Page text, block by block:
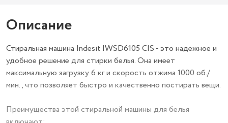
Описание
Стиральная машина Indesit IWSD6105 CIS - это надежное и
удобное решение для стирки белья. Она имеет
максимальную загрузку 6 кг и скорость отжима 1000 об./
мин., что позволяет быстро и качественно постирать вещи.
Преимущества этой стиральной машины для белья